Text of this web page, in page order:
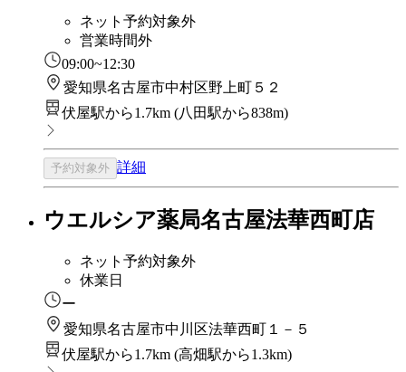
ネット予約対象外
営業時間外
09:00~12:30
愛知県名古屋市中村区野上町５２
伏屋駅から1.7km (八田駅から838m)
予約対象外 詳細
ウエルシア薬局名古屋法華西町店
ネット予約対象外
休業日
ー
愛知県名古屋市中川区法華西町１－５
伏屋駅から1.7km (高畑駅から1.3km)